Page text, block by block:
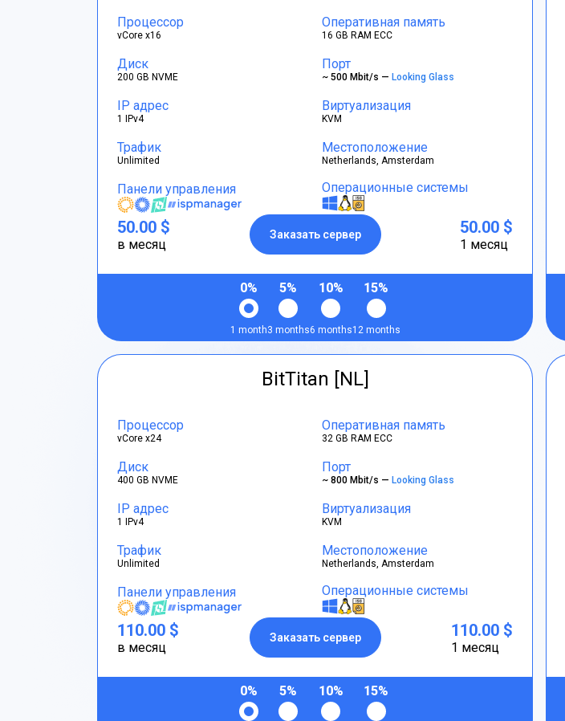
Процессор
vCore x16
Оперативная память
16 GB RAM ECC
Диск
200 GB NVME
Порт
~ 500 Mbit/s — Looking Glass
IP адрес
1 IPv4
Виртуализация
KVM
Трафик
Unlimited
Местоположение
Netherlands, Amsterdam
Панели управления Операционные системы
50.00 $
в месяц
Заказать сервер 50.00 $
1 месяц
0%
1 month
5%
3 months
10%
6 months
15%
12 months
BitTitan [NL]
Процессор
vCore x24
Оперативная память
32 GB RAM ECC
Диск
400 GB NVME
Порт
~ 800 Mbit/s — Looking Glass
IP адрес
1 IPv4
Виртуализация
KVM
Трафик
Unlimited
Местоположение
Netherlands, Amsterdam
Панели управления Операционные системы
110.00 $
в месяц
Заказать сервер 110.00 $
1 месяц
0% 5% 10% 15%